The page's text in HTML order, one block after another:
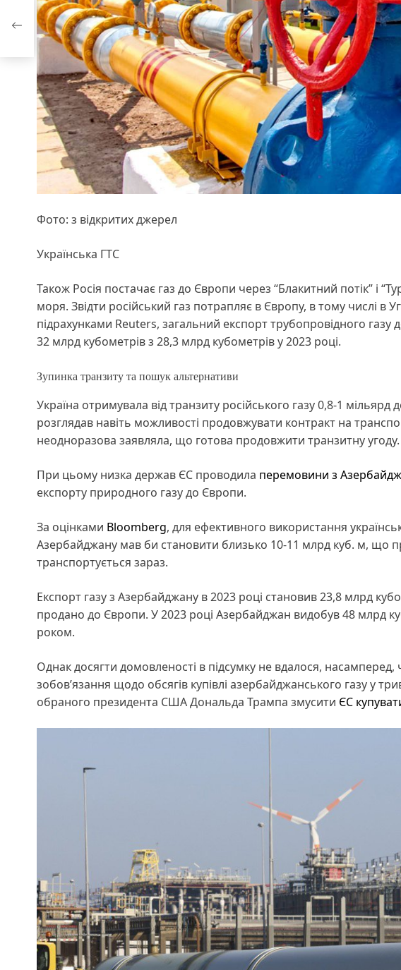
Фото: з відкритих джерел
Українська ГТС
Також Росія постачає газ до Європи через “Блакитний потік” і
моря. Звідти російський газ потрапляє в Європу, в тому числі в
підрахунками Reuters, загальний експорт трубопровідного
32 млрд кубометрів з 28,3 млрд кубометрів у 2023 році.
Зупинка транзиту та пошук альтернативи
Україна отримувала від транзиту російського газу 0,8-1 мільярд
розглядав навіть можливості продовжувати контракт на
неодноразова заявляла, що готова продовжити транзитну угоду.
При цьому низка держав ЄС проводила перемовини з
експорту природного газу до Європи.
За оцінками Bloomberg, для ефективного використання
Азербайджану мав би становити близько 10-11 млрд куб. м, що
транспортується зараз.
Експорт газу з Азербайджану в 2023 році становив 23,8 млрд
продано до Європи. У 2023 році Азербайджан видобув 48 млрд
роком.
Однак досягти домовленості в підсумку не вдалося,
зобов’язання щодо обсягів купівлі азербайджанського газу у
обраного президента США Дональда Трампа змусити ЄС